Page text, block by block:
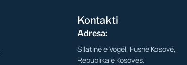
Kontakti
Adresa:
Sllatinë e Vogël, Fushë Kosovë,
Republika e Kosovës.